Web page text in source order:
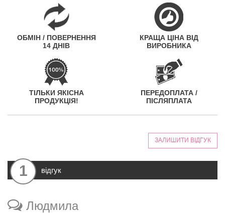
ОБМІН / ПОВЕРНЕННЯ
14 ДНІВ
КРАЩА ЦІНА ВІД
ВИРОБНИКА
ТІЛЬКИ ЯКІСНА
ПРОДУКЦІЯ!
ПЕРЕДОПЛАТА /
ПІСЛЯПЛАТА
ЗАЛИШИТИ ВІДГУК
1 відгук
Людмила